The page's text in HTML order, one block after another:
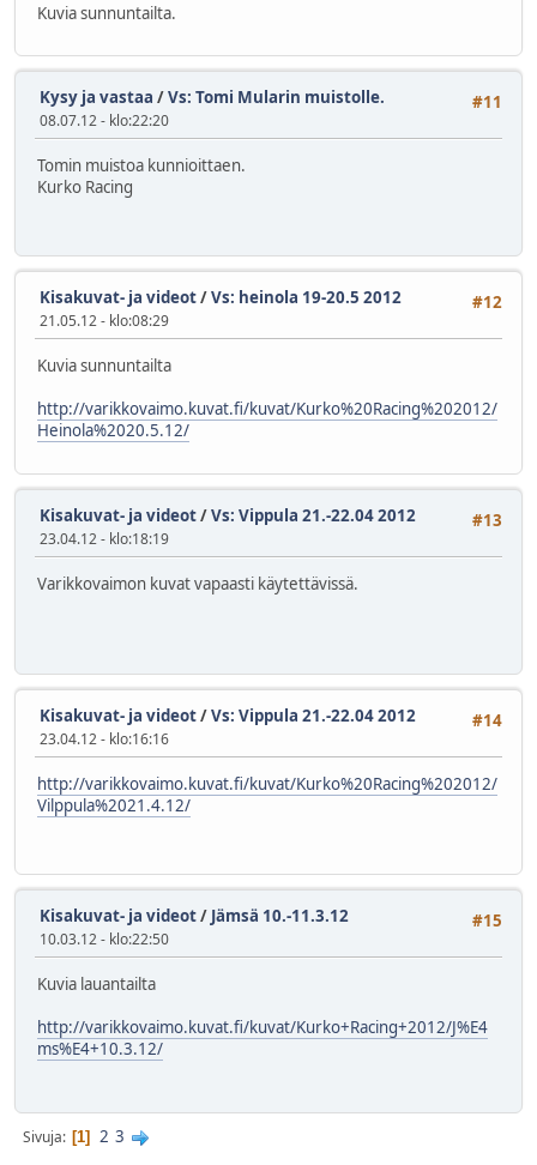
Kuvia sunnuntailta.
#11
Kysy ja vastaa /Vs: Tomi Mularin muistolle.
08.07.12 - klo:22:20
Tomin muistoa kunnioittaen.
Kurko Racing
#12
Kisakuvat- ja videot/Vs: heinola 19-20.5 2012
21.05.12 - klo:08:29
Kuvia sunnuntailta
http://varikkovaimo.kuvat.fi/kuvat/Kurko%20Racing%202012/
Heinola%2020.5.12/
#13
Kisakuvat- ja videot/Vs: Vippula 21.-22.04 2012
23.04.12 - klo:18:19
Varikkovaimon kuvat vapaasti käytettävissä.
#14
Kisakuvat- ja videot/Vs: Vippula 21.-22.04 2012
23.04.12 - klo:16:16
http://varikkovaimo.kuvat.fi/kuvat/Kurko%20Racing%202012/
Vilppula%2021.4.12/
#15
Kisakuvat- ja videot/ Jämsä 10.-11.3.12
10.03.12 - klo:22:50
Kuvia lauantailta
http://varikkovaimo.kuvat.fi/kuvat/Kurko+Racing+2012/J%E4
ms%E4+10.3.12/
Sivuja 1 2 3